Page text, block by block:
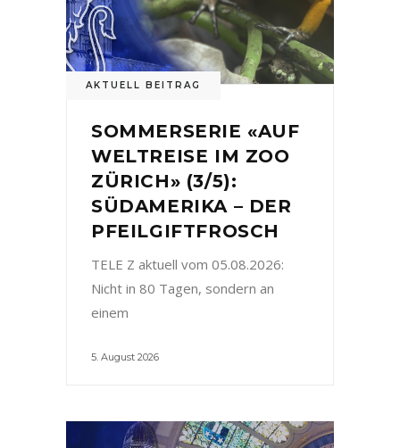
AKTUELL BEITRAG
SOMMERSERIE «AUF
WELTREISE IM ZOO
ZÜRICH» (3/5):
SÜDAMERIKA – DER
PFEILGIFTFROSCH
TELE Z aktuell vom 05.08.2026:
Nicht in 80 Tagen, sondern an
einem
5. August 2026